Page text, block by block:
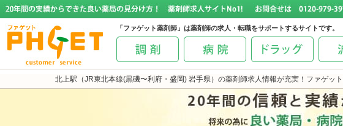
北上駅（JR東北本線(黒磯〜利府・盛岡) 岩手県）の薬剤師求人情報が充実！ファゲッ
「ファゲット薬剤師」は薬剤師の求人・転職をサポートするサイトです。